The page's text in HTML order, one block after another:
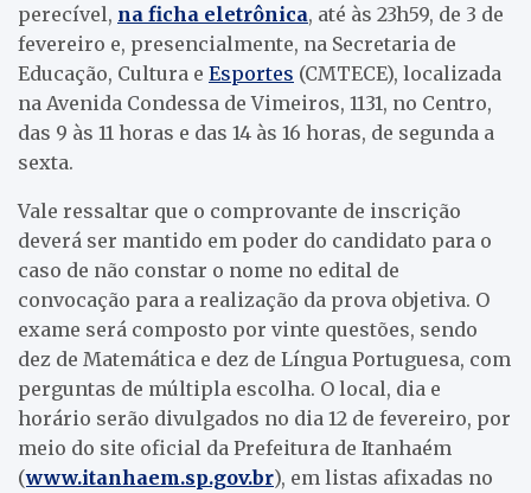
perecível, na ficha eletrônica, até às 23h59, de 3 de
fevereiro e, presencialmente, na Secretaria de
Educação, Cultura e Esportes (CMTECE), localizada
na Avenida Condessa de Vimeiros, 1131, no Centro,
das 9 às 11 horas e das 14 às 16 horas, de segunda a
sexta.
Vale ressaltar que o comprovante de inscrição
deverá ser mantido em poder do candidato para o
caso de não constar o nome no edital de
convocação para a realização da prova objetiva. O
exame será composto por vinte questões, sendo
dez de Matemática e dez de Língua Portuguesa, com
perguntas de múltipla escolha. O local, dia e
horário serão divulgados no dia 12 de fevereiro, por
meio do site oficial da Prefeitura de Itanhaém
(www.itanhaem.sp.gov.br), em listas afixadas no